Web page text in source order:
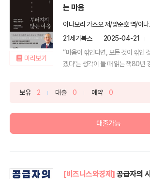
미리보기
는 마음
이나모리 가즈오 저/양준호 역/이
21세기북스
2025-04-21
“마음이 꺾인다면, 모든 것이 꺾인
겠다’는 생각이 들 때 읽는 책80년
보유 2 대출 0 예약 0
대출가능
[비즈니스와경제] 공급자의